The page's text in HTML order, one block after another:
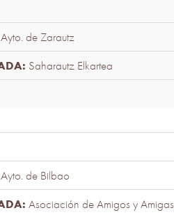
Ayto. de Zarautz
Saharautz Elkartea
Ayto. de Bilbao
Asociación de Amigos y